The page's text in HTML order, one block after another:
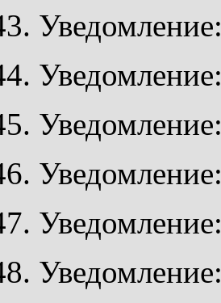
Уведомление:
Уведомление:
Уведомление:
Уведомление:
Уведомление:
Уведомление: